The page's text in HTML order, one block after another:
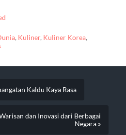
, Kuliner, Kuliner Korea,
Kaldu Kaya Rasa
dan Inovasi dari Berbagai
Negara »